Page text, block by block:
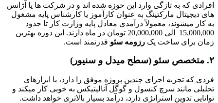
افرادی که به تازگی وارد این حوزه شده‌ اند و در شرکت‌ ها یا آژانس‌
های دیجیتال مارکتینگ به عنوان کارآموز یا کارشناس پایه مشغول
به کار میشوند، معمولاً درآمدی معادل پایه وزارت کار تا حدود
15,000,000 الی 20,000,000 تومان در ماه دارند. این دوره بهترین
زمان برای ساخت یک رزومه سئو قدرتمند است.
۲. متخصص سئو (سطح میدل و سنیور)
فردی که تجربه اجرای چندین پروژه موفق را دارد، با ابزارهای
تحلیلی مانند سرچ کنسول و گوگل آنالیتیکس به خوبی کار میکند و
توانایی تدوین استراتژی دارد، درآمد بسیار بالاتری خواهد داشت.